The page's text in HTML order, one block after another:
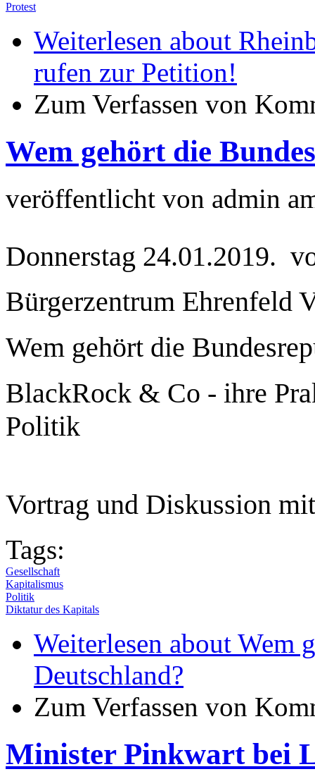
Protest
Weiterlesen about
rufen zur Petition!
Zum Verfassen von
Wem gehört die
veröffentlicht von admin
Donnerstag 24.01.2019.
Bürgerzentrum Ehrenfeld
Wem gehört die
BlackRock & Co - ihre
Politik
Vortrag und Diskussion
Tags:
Gesellschaft
Kapitalismus
Politik
Diktatur des Kapitals
Weiterlesen about Wem
Deutschland?
Zum Verfassen von
Minister Pinkwart bei